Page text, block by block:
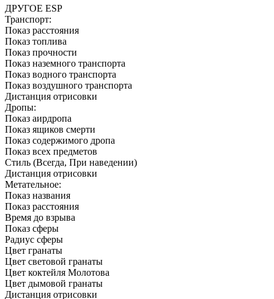
ДРУГОЕ ESP
Транспорт:
Показ расстояния
Показ топлива
Показ прочности
Показ наземного транспорта
Показ водного транспорта
Показ воздушного транспорта
Дистанция отрисовки
Дропы:
Показ аирдропа
Показ ящиков смерти
Показ содержимого дропа
Показ всех предметов
Стиль (Всегда, При наведении)
Дистанция отрисовки
Метательное:
Показ названия
Показ расстояния
Время до взрыва
Показ сферы
Радиус сферы
Цвет гранаты
Цвет световой гранаты
Цвет коктейля Молотова
Цвет дымовой гранаты
Дистанция отрисовки